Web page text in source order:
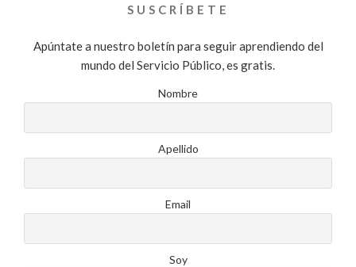
SUSCRÍBETE
Apúntate a nuestro boletín para seguir aprendiendo del
mundo del Servicio Público, es gratis.
Nombre
Apellido
Email
Soy